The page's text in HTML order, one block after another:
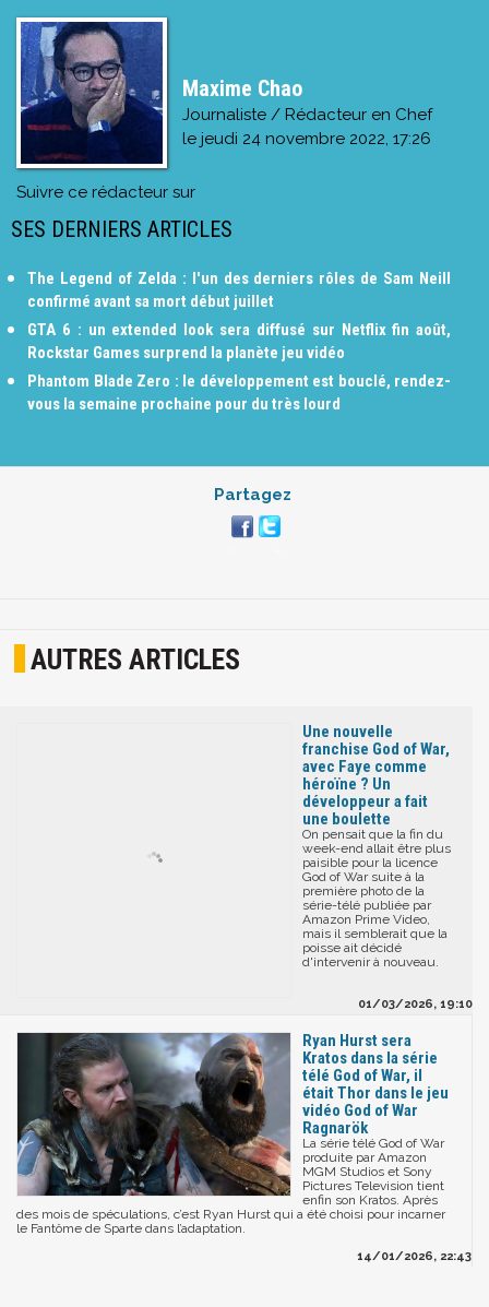
Maxime Chao
Journaliste / Rédacteur en Chef
le jeudi 24 novembre 2022, 17:26
Suivre ce rédacteur sur
SES DERNIERS ARTICLES
The Legend of Zelda : l'un des derniers rôles de Sam Neill
confirmé avant sa mort début juillet
GTA 6 : un extended look sera diffusé sur Netflix fin août,
Rockstar Games surprend la planète jeu vidéo
Phantom Blade Zero : le développement est bouclé, rendez-
vous la semaine prochaine pour du très lourd
Partagez
AUTRES ARTICLES
Une nouvelle
franchise God of War,
avec Faye comme
héroïne ? Un
développeur a fait
une boulette
On pensait que la fin du
week-end allait être plus
paisible pour la licence
God of War suite à la
première photo de la
série-télé publiée par
Amazon Prime Video,
mais il semblerait que la
poisse ait décidé
d'intervenir à nouveau.
01/03/2026, 19:10
Ryan Hurst sera
Kratos dans la série
télé God of War, il
était Thor dans le jeu
vidéo God of War
Ragnarök
La série télé God of War
produite par Amazon
MGM Studios et Sony
Pictures Television tient
enfin son Kratos. Après
des mois de spéculations, c’est Ryan Hurst qui a été choisi pour incarner
le Fantôme de Sparte dans l’adaptation.
14/01/2026, 22:43